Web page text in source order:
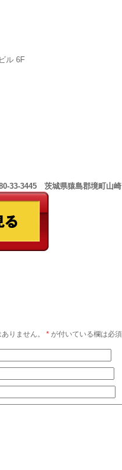
ル 6F
33-3445 茨城県猿島郡境町山崎
りません。 * が付いている欄は必